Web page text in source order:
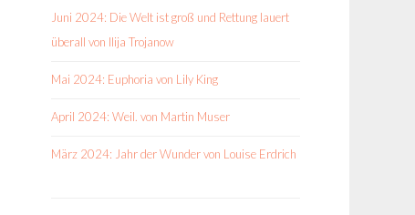
Juni 2024: Die Welt ist groß und Rettung lauert
überall von Ilija Trojanow
Mai 2024: Euphoria von Lily King
April 2024: Weil. von Martin Muser
März 2024: Jahr der Wunder von Louise Erdrich